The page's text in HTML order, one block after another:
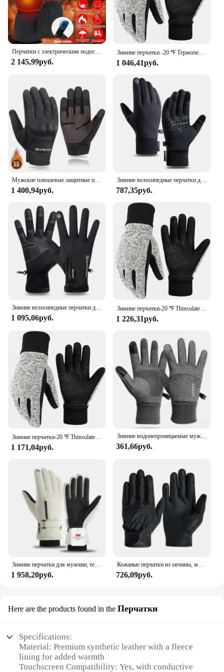
Перчатки с электрическим подогревом, теплые перчатки с аккумулятором для сенсорного экрана, водонепроницаемые термоперчатки с закрытыми пальцами, для лыж, велосипеда, мотоцикла, 1 пара
2 145,99руб.
Зимние перчатки -20 ℉ Термоперчатки Thinsulate, теплые перчатки для холодной погоды, перчатки для бега, велосипедные перчатки с сенсорным экраном для мужчин и женщин
1 046,41руб.
Мужские плюшевые защитные перчатки для занятий спортом на осень и зиму
1 400,94руб.
Зимние велосипедные перчатки для мужчин и женщин, теплые велосипедные перчатки с закрытыми пальцами, ветрозащитные теплые Нескользящие велосипедные перчатки для сенсорных экранов
787,35руб.
Зимние велосипедные перчатки для мужчин и женщин, теплые велосипедные перчатки с закрытыми пальцами, ветрозащитные теплые Нескользящие велосипедные перчатки для сенсорных экранов
1 095,06руб.
Зимние перчатки-20 ℉ Thinsulate, теплые перчатки для холодной погоды, перчатки для бега, велосипедные перчатки для сенсорного экрана для мужчин и женщин
1 226,31руб.
Зимние перчатки-20 ℉ Thinsulate, теплые перчатки для холодной погоды, перчатки для бега, велосипедные перчатки для сенсорного экрана для мужчин и женщин
1 171,04руб.
Зимние водонепроницаемые мужские перчатки ветрозащитные спортивные рыболовные сенсорные перчатки для вождения мотоцикла лыжного спорта Нескользящие теплые велосипедные женские перчатки
361,66руб.
Зимние перчатки для мужчин, теплые, 3 м, Thinsulate, водонепроницаемые, для лыж и женщин, сенсорный экран, Тепловая Подкладка для работы, Велоспорт, Мотоциклетные Перчатки
1 958,20руб.
Кожаные перчатки из овчины, мужские мотоциклетные перчатки, теплые кожаные защитные износостойкие защитные рабочие перчатки для сенсорных экранов
726,09руб.
Here are the products found in the Перчатки
Specifications:
Material: Premium synthetic leather with a fleece
lining for added warmth
Touchscreen Compatibility: Yes, with conductive